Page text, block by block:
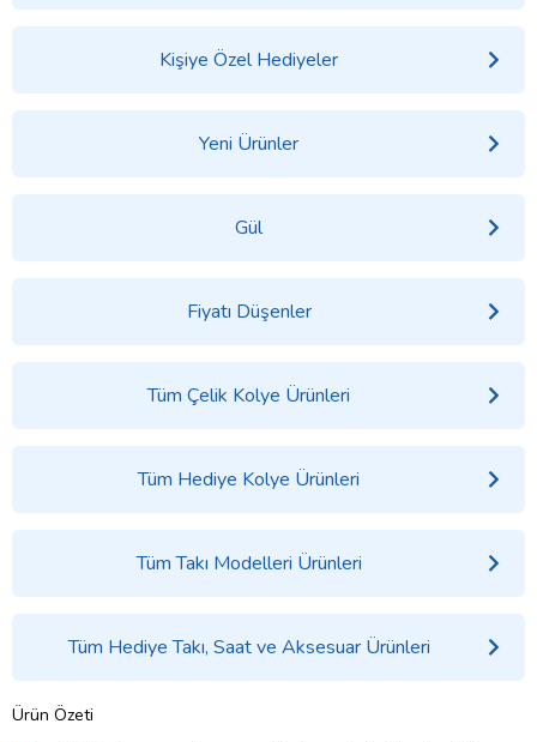
Kişiye Özel Hediyeler
Yeni Ürünler
Gül
Fiyatı Düşenler
Tüm Çelik Kolye Ürünleri
Tüm Hediye Kolye Ürünleri
Tüm Takı Modelleri Ürünleri
Tüm Hediye Takı, Saat ve Aksesuar Ürünleri
Ürün Özeti